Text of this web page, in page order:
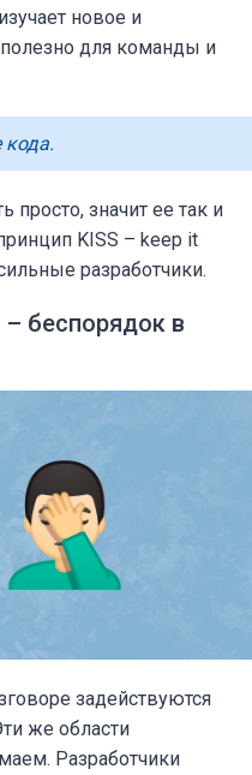
новое и
для команды и
кода.
значит ее так и
KISS – keep it
разработчики.
беспорядок в
задействуются
же области
Разработчики